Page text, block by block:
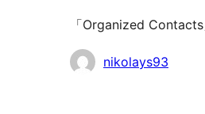
「Organized
贡
nikolays93